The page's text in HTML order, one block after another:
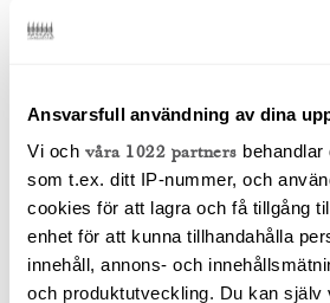
Ansvarsfull användning av dina
Vi och våra 1022 partners behandlar
som t.ex. ditt IP-nummer, och
cookies för att lagra och få tillgång
enhet för att kunna tillhandahålla
innehåll, annons- och
och produktutveckling. Du kan själv